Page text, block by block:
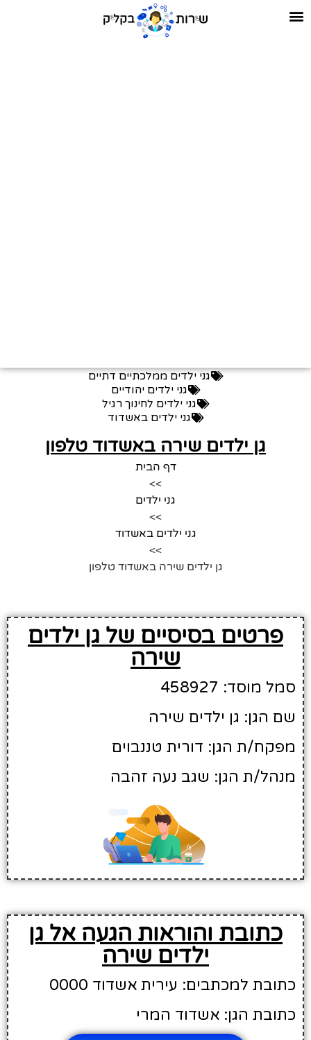
גני ילדים ממלכתיים דתיים
גני ילדים יהודיים
גני ילדים לחינוך רגיל
גני ילדים באשדוד
גן ילדים שירה באשדוד טלפון
דף הבית
>>
גני ילדים
>>
גני ילדים באשדוד
>>
גן ילדים שירה באשדוד טלפון
פרטים בסיסיים של גן ילדים
שירה
סמל מוסד: 458927
שם הגן: גן ילדים שירה
מפקח/ת הגן: דורית טננבוים
מנהל/ת הגן: שגב נעה זהבה
כתובת והוראות הגעה אל גן
ילדים שירה
כתובת למכתבים: עירית אשדוד 0000
כתובת הגן: אשדוד המרי